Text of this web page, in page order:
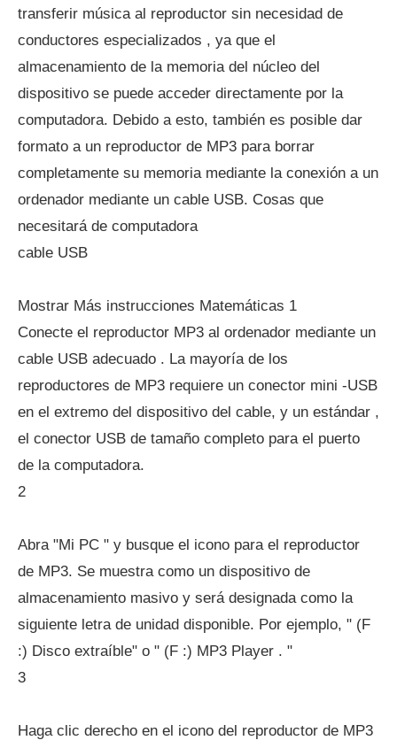
transferir música al reproductor sin necesidad de
conductores especializados , ya que el
almacenamiento de la memoria del núcleo del
dispositivo se puede acceder directamente por la
computadora. Debido a esto, también es posible dar
formato a un reproductor de MP3 para borrar
completamente su memoria mediante la conexión a un
ordenador mediante un cable USB. Cosas que
necesitará de computadora
cable USB
Mostrar Más instrucciones Matemáticas 1
Conecte el reproductor MP3 al ordenador mediante un
cable USB adecuado . La mayoría de los
reproductores de MP3 requiere un conector mini -USB
en el extremo del dispositivo del cable, y un estándar ,
el conector USB de tamaño completo para el puerto
de la computadora.
2
Abra "Mi PC " y busque el icono para el reproductor
de MP3. Se muestra como un dispositivo de
almacenamiento masivo y será designada como la
siguiente letra de unidad disponible. Por ejemplo, " (F
:) Disco extraíble" o " (F :) MP3 Player . "
3
Haga clic derecho en el icono del reproductor de MP3